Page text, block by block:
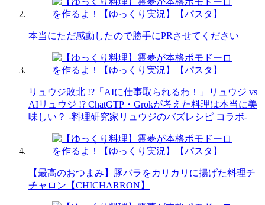
本当にただ感動したので勝手にPRさせてください
リュウジ敗北 !?「AIに仕事取られるわ！」リュウジ vs
AIリュウジ !? ChatGTP・Grokが考えた料理は本当に美
味しい？ -料理研究家リュウジのバズレシピ コラボ-
【最高のおつまみ】豚バラをカリカリに揚げた料理チ
チャロン【CHICHARRON】